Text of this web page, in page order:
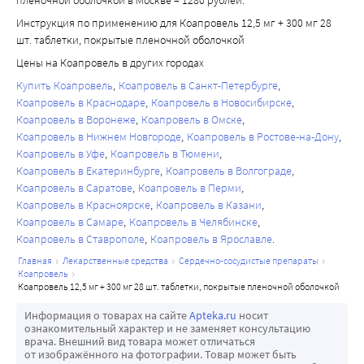
выраженный в процентах показатель T/P (отношение АД
в момент остаточного действия, т.е. перед приемом
очередной дозы препарата Коапровель® 150 мг/12.5 мг, к
АД во время его максимального действия) составлял
100%. Выраженный в процентах показатель T/P при
измерении АД в кабинете врача для препарата
Коапровель® 150 мг/12.5 мг и 300 мг/125 мг составлял
68% и 76% соответственно. Суточная оценка эффектов
препарата Коапровель® показала отсутствие
чрезмерного снижения АД во время максимального
действия препарата, что свидетельствует в пользу
безопасного и эффективного снижения АД при его
однократном приеме в течение суток.
Гипотензивное действие ирбесартана в комбинации с
гидрохлоротиазидом проявляется после приема первой
приема с последующим его постепенным усилением и
развитием максимального эффекта на 6-8 неделе. В
исследованиях по долгосрочному приему комбинации
Инструкция по применению для Коапровель 12,5 мг + 300 мг 28
шт. таблетки, покрытые пленочной оболочкой
Цены на Коапровель в других городах
Купить Коапровель Коапровель в Санкт-Петербурге
Коапровель в Краснодаре Коапровель в Новосибирске
Коапровель в Воронеже Коапровель в Омске
Коапровель в Нижнем Новгороде Коапровель в Ростове-на-Дону
Коапровель в Уфе Коапровель в Тюмени
Коапровель в Екатеринбурге Коапровель в Волгограде
Коапровель в Саратове Коапровель в Перми
Коапровель в Красноярске Коапровель в Казани
Коапровель в Самаре Коапровель в Челябинске
Коапровель в Ставрополе Коапровель в Ярославле
главная лекарственные средства
сердечно-сосудистые препараты
коапровель
коапровель 12,5 мг + 300 мг 28 шт. таблетки, покрытые пленочной оболочкой
Информация о товарах на сайтеApteka.ru носит
ознакомительный характер и не заменяет консультацию
врача. Внешний вид товара может отличаться
от изображённого на фотографии. Товар может быть